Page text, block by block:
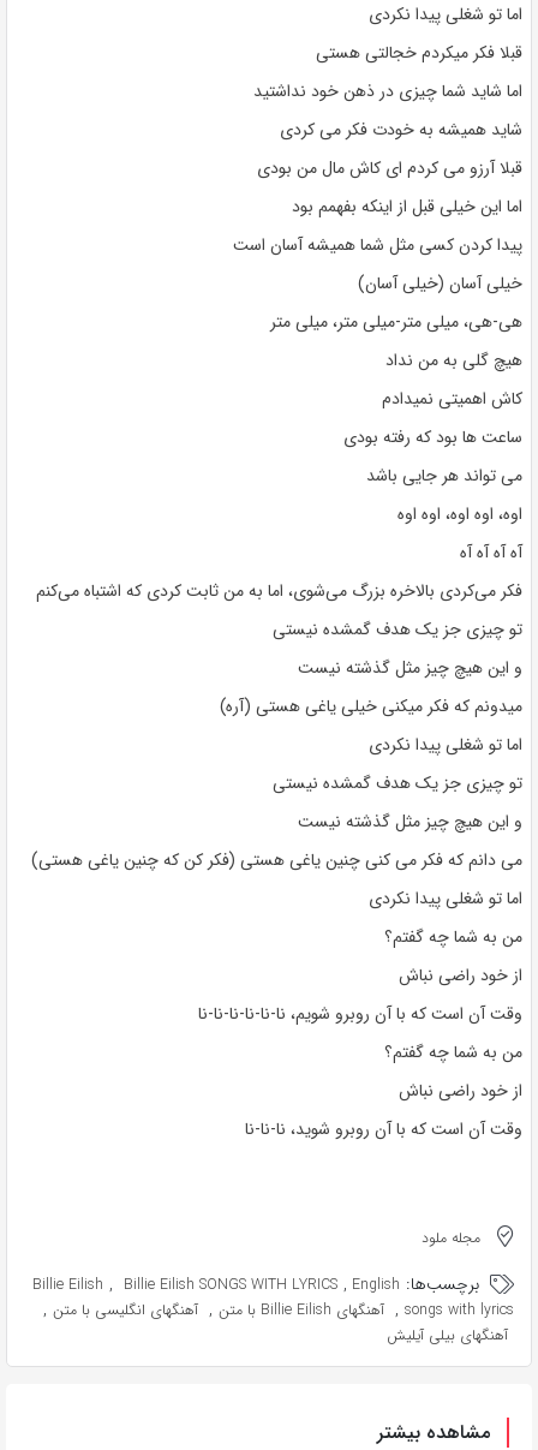
اما تو شغلی پیدا نکردی
قبلا فکر میکردم خجالتی هستی
اما شاید شما چیزی در ذهن خود نداشتید
شاید همیشه به خودت فکر می کردی
قبلا آرزو می کردم ای کاش مال من بودی
اما این خیلی قبل از اینکه بفهمم بود
پیدا کردن کسی مثل شما همیشه آسان است
خیلی آسان (خیلی آسان)
هی-هی، میلی متر-میلی متر، میلی متر
هیچ گلی به من نداد
کاش اهمیتی نمیدادم
ساعت ها بود که رفته بودی
می تواند هر جایی باشد
اوه، اوه اوه، اوه اوه
آه آه آه آه
فکر می‌کردی بالاخره بزرگ می‌شوی، اما به من ثابت کردی که اشتباه می‌کنم
تو چیزی جز یک هدف گمشده نیستی
و این هیچ چیز مثل گذشته نیست
میدونم که فکر میکنی خیلی یاغی هستی (آره)
اما تو شغلی پیدا نکردی
تو چیزی جز یک هدف گمشده نیستی
و این هیچ چیز مثل گذشته نیست
می دانم که فکر می کنی چنین یاغی هستی (فکر کن که چنین یاغی هستی)
اما تو شغلی پیدا نکردی
من به شما چه گفتم؟
از خود راضی نباش
وقت آن است که با آن روبرو شویم، نا-نا-نا-نا-نا-نا
من به شما چه گفتم؟
از خود راضی نباش
وقت آن است که با آن روبرو شوید، نا-نا-نا
مجله ملود
برچسب‌ها: Billie Eilish , Billie Eilish SONGS WITH LYRICS , English
songs with lyrics
, آهنگهای Billie Eilish با متن , آهنگهای انگلیسی با متن ,
آهنگهای بیلی آیلیش
مشاهده بیشتر